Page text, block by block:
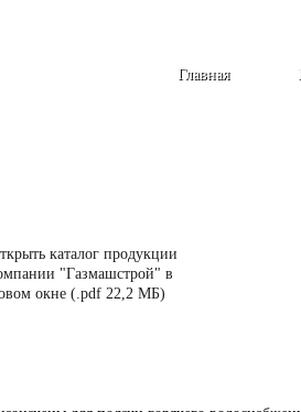
Главная
каталог продукции
"Газмашстрой" в
окне (.pdf 22,2 МБ)